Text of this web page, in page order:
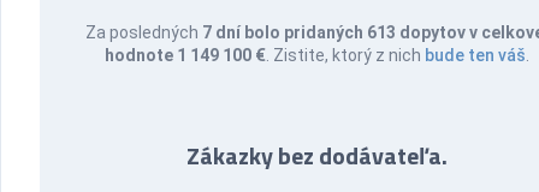
Za posledných 7 dní bolo pridaných 613 dopytov v
hodnote 1 149 100 € . Zistite, ktorý z nich bude ten váš
Zákazky bez dodávateľa.